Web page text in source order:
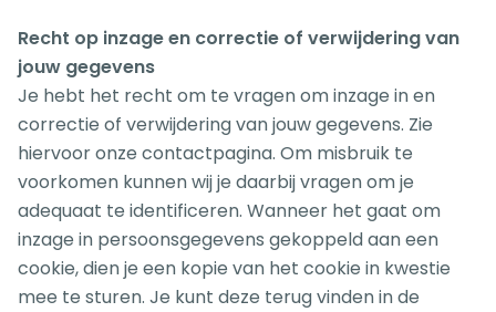
Recht op inzage en correctie of verwijdering van
jouw gegevens
Je hebt het recht om te vragen om inzage in en
correctie of verwijdering van jouw gegevens. Zie
hiervoor onze contactpagina. Om misbruik te
voorkomen kunnen wij je daarbij vragen om je
adequaat te identificeren. Wanneer het gaat om
inzage in persoonsgegevens gekoppeld aan een
cookie, dien je een kopie van het cookie in kwestie
mee te sturen. Je kunt deze terug vinden in de